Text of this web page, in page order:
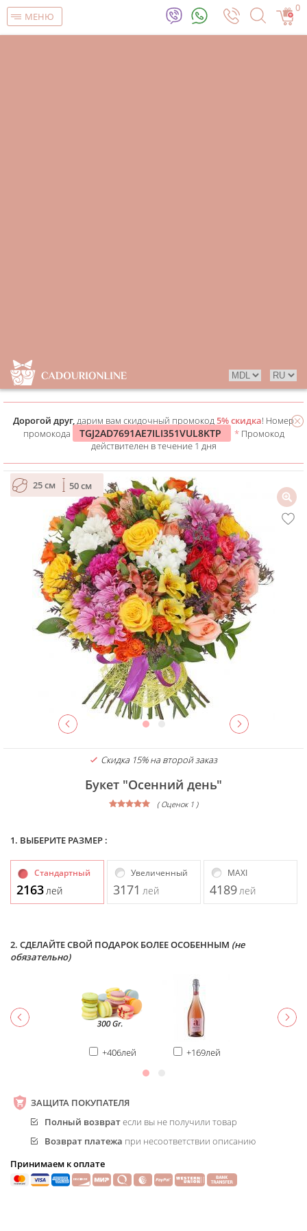
МЕНЮ
0
Дорогой друг,дарим вам скидочный промокод5% скидка! Номер
промокода
TGJ2AD7691AE7ILI351VUL8KTP * Промокод
действителен в течение 1 дня
25 см 50 см
Скидка 15% на второй заказ
Букет "Осенний день"
( Оценок 1 )
1. ВЫБЕРИТЕ РАЗМЕР :
Стандартный
2163лей
Увеличенный
3171 лей
MAXI
4189лей
2. СДЕЛАЙТЕ СВОЙ ПОДАРОК БОЛЕЕ ОСОБЕННЫМ (не
обязательно)
+406лей +169лей
ЗАЩИТА ПОКУПАТЕЛЯ
Полный возвратесли вы не получили товар
Возврат платежа при несоответствии описанию
Принимаем к оплате